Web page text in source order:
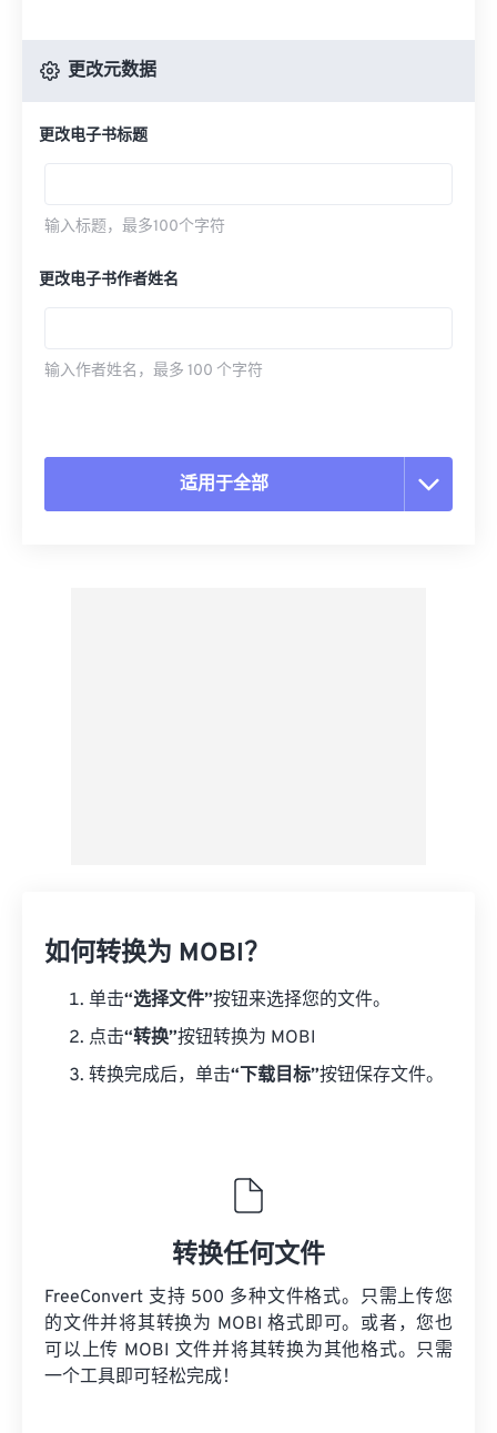
更改元数据
更改电子书标题
输入标题，最多100个字符
更改电子书作者姓名
输入作者姓名，最多 100 个字符
适用于全部
如何转换为 MOBI？
单击“选择文件”按钮来选择您的文件。
点击“转换”按钮转换为 MOBI
转换完成后，单击“下载目标”按钮保存文件。
转换任何文件
FreeConvert 支持 500 多种文件格式。只需上传您
的文件并将其转换为 MOBI 格式即可。或者，您也
可以上传 MOBI 文件并将其转换为其他格式。只需
一个工具即可轻松完成！